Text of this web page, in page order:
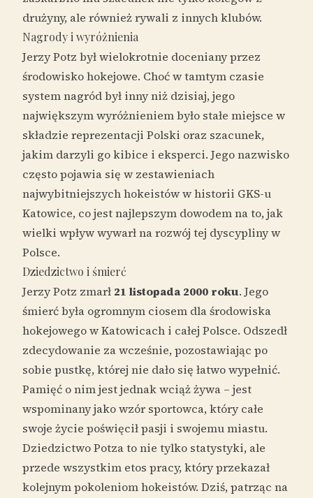
drużyny, ale również rywali z innych klubów.
Nagrody i wyróżnienia
Jerzy Potz był wielokrotnie doceniany przez
środowisko hokejowe. Choć w tamtym czasie
system nagród był inny niż dzisiaj, jego
największym wyróżnieniem było stałe miejsce w
składzie reprezentacji Polski oraz szacunek,
jakim darzyli go kibice i eksperci. Jego nazwisko
często pojawia się w zestawieniach
najwybitniejszych hokeistów w historii GKS-u
Katowice, co jest najlepszym dowodem na to, jak
wielki wpływ wywarł na rozwój tej dyscypliny w
Polsce.
Dziedzictwo i śmierć
Jerzy Potz zmarł 21 listopada 2000 roku. Jego
śmierć była ogromnym ciosem dla środowiska
hokejowego w Katowicach i całej Polsce. Odszedł
zdecydowanie za wcześnie, pozostawiając po
sobie pustkę, której nie dało się łatwo wypełnić.
Pamięć o nim jest jednak wciąż żywa – jest
wspominany jako wzór sportowca, który całe
swoje życie poświęcił pasji i swojemu miastu.
Dziedzictwo Potza to nie tylko statystyki, ale
przede wszystkim etos pracy, który przekazał
kolejnym pokoleniom hokeistów. Dziś, patrząc na